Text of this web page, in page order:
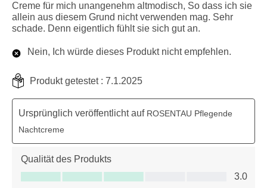
Creme für mich unangenehm altmodisch, So dass ich sie
allein aus diesem Grund nicht verwenden mag. Sehr
schade. Denn eigentlich fühlt sie sich gut an.
Nein, Ich würde dieses Produkt nicht empfehlen.
Produkt getestet : 7.1.2025
Ursprünglich veröffentlicht auf ROSENTAU Pflegende
Nachtcreme
Qualität des Produkts
Qualität des Produkts, 3.0 von 5
3.0